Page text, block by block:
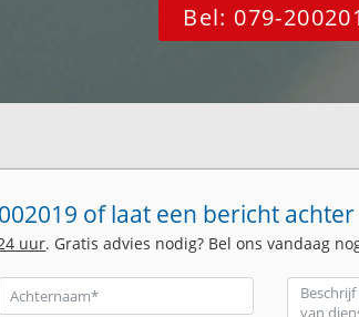
Bel: 079-
of laat een bericht
uur. Gratis advies nodig? Bel ons vandaag